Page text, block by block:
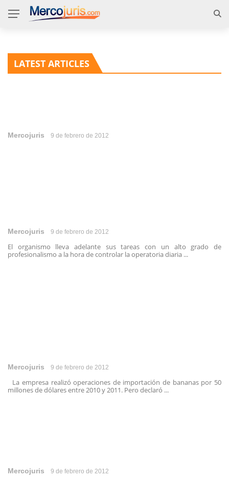
LATEST ARTICLES
Mercojuris 9 de febrero de 2012
Mercojuris 9 de febrero de 2012
El organismo lleva adelante sus tareas con un alto grado de
profesionalismo a la hora de controlar la operatoria diaria ...
Mercojuris 9 de febrero de 2012
La empresa realizó operaciones de importación de bananas por 50
millones de dólares entre 2010 y 2011. Pero declaró ...
Mercojuris 9 de febrero de 2012